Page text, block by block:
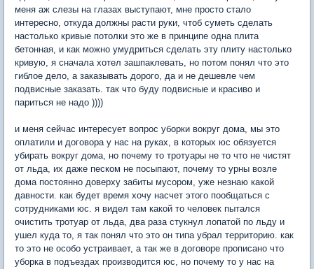
меня аж слезы на глазах выступают, мне просто стало
интересно, откуда должны расти руки, чтоб суметь сделать
настолько кривые потолки это же в принципе одна плита
бетонная, и как можно умудриться сделать эту плиту настолько
кривую, я сначала хотел зашпаклевать, но потом понял что это
гиблое дело, а заказывать дорого, да и не дешевле чем
подвисные заказать. так что буду подвисные и красиво и
париться не надо ))))
и меня сейчас интересует вопрос уборки вокруг дома, мы это
оплатили и договора у нас на руках, в которых юс обязуется
убирать вокруг дома, но почему то тротуары не то что не чистят
от льда, их даже песком не посыпают, почему то урны возле
дома постоянно доверху забиты мусором, уже незнаю какой
давности. как будет время хочу насчет этого пообщаться с
сотрудниками юс. я видел там какой то человек пытался
очистить тротуар от льда, два раза стукнул лопатой по льду и
ушел куда то, я так понял что это он типа убрал территорию. как
то это не особо устраивает, а так же в договоре прописано что
уборка в подъездах производится юс, но почему то у нас на